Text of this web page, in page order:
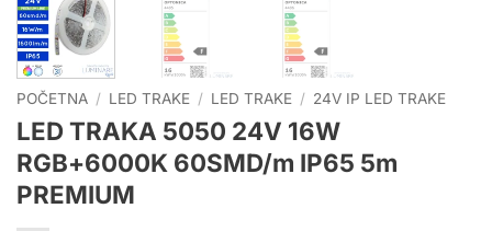
POČETNA / LED TRAKE / LED TRAKE / 24V IP LED TRAKE
LED TRAKA 5050 24V 16W
RGB+6000K 60SMD/m IP65 5m
PREMIUM